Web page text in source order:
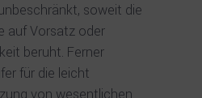
soweit die
auf Vorsatz oder
beruht. Ferner
für die leicht